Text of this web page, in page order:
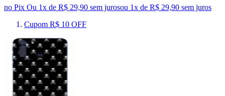
no Pix Ou 1x de R$ 29,90 sem jurosou 1x de R$ 29,90 sem juros
Cupom R$ 10 OFF